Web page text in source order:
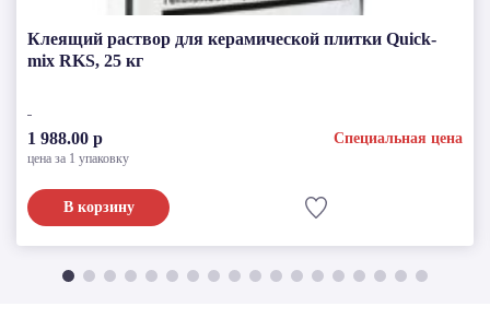
Клеящий раствор для керамической плитки Quick-
mix RKS, 25 кг
1 988.00 р Специальная цена
цена за 1 упаковку
В корзину